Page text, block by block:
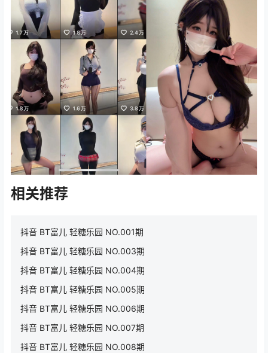
相关推荐
抖音 BT富儿 轻糖乐园 NO.001期
抖音 BT富儿 轻糖乐园 NO.003期
抖音 BT富儿 轻糖乐园 NO.004期
抖音 BT富儿 轻糖乐园 NO.005期
抖音 BT富儿 轻糖乐园 NO.006期
抖音 BT富儿 轻糖乐园 NO.007期
抖音 BT富儿 轻糖乐园 NO.008期